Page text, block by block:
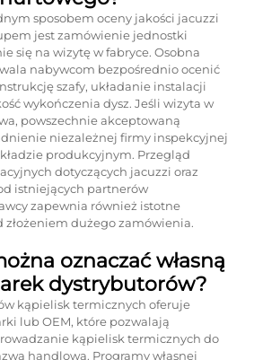
sposobem oceny jakości jacuzzi
jest zamówienie jednostki
się na wizytę w fabryce. Osobna
nabywcom bezpośrednio ocenić
szafy, układanie instalacji
wykończenia dysz. Jeśli wizyta w
powszechnie akceptowaną
niezależnej firmy inspekcyjnej
produkcyjnym. Przegląd
dotyczących jacuzzi oraz
istniejących partnerów
zapewnia również istotne
złożeniem dużego zamówienia.
oznaczać własną
dystrybutorów?
kąpielisk termicznych oferuje
lub OEM, które pozwalają
kąpielisk termicznych do
handlową. Programy własnej